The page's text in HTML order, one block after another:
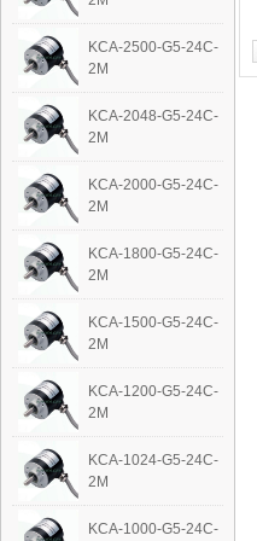
KCA-2500-G5-24C-
2M
KCA-2048-G5-24C-
2M
KCA-2000-G5-24C-
2M
KCA-1800-G5-24C-
2M
KCA-1500-G5-24C-
2M
KCA-1200-G5-24C-
2M
KCA-1024-G5-24C-
2M
KCA-1000-G5-24C-